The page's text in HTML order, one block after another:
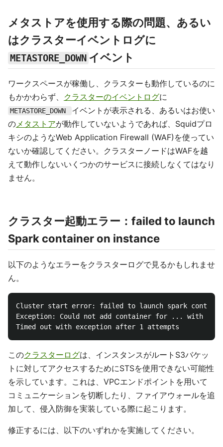
メタストアを使用する際の問題、あるい
はクラスターイベントログに
METASTORE_DOWN イベント
ワークスペースが稼働し、クラスターも動作しているのに
もかかわらず、 クラスターのイベントログに
METASTORE_DOWN
イベントが表示される、あるいはお使い
のメタストアが動作していないようであれば、Squidプロ
キシのようなWeb Application Firewall (WAF)を使ってい
ないか確認してください。クラスターノードはWAFを越
えて動作しないいくつかのサービスに接続しなくてはなり
ません。
クラスター起動エラー：failed to launch
Spark container on instance
以下のようなエラーをクラスターログで見るかもしれませ
ん。
Cluster start error: failed to launch spark
Exception: Could not add container for ... with
このクラスターログは、インスタンスがルートS3バケッ
トに対してアクセスするためにSTSを使用できない可能性
を示しています。これは、VPCエンドポイントを用いて
コミュニケーションを切断したり、ファイアウォールを追
加して、侵入防御を実装している際に起こります。
修正するには、以下のいずれかを実施してください。